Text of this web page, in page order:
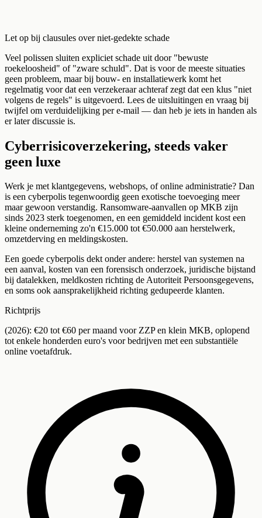
Let op bij clausules over niet-gedekte schade
Veel polissen sluiten expliciet schade uit door "bewuste
roekeloosheid" of "zware schuld". Dat is voor de meeste situaties
geen probleem, maar bij bouw- en installatiewerk komt het
regelmatig voor dat een verzekeraar achteraf zegt dat een klus "niet
volgens de regels" is uitgevoerd. Lees de uitsluitingen en vraag bij
twijfel om verduidelijking per e-mail — dan heb je iets in handen als
er later discussie is.
Cyberrisicoverzekering, steeds vaker
geen luxe
Werk je met klantgegevens, webshops, of online administratie? Dan
is een cyberpolis tegenwoordig geen exotische toevoeging meer
maar gewoon verstandig. Ransomware-aanvallen op MKB zijn
sinds 2023 sterk toegenomen, en een gemiddeld incident kost een
kleine onderneming zo'n €15.000 tot €50.000 aan herstelwerk,
omzetderving en meldingskosten.
Een goede cyberpolis dekt onder andere: herstel van systemen na
een aanval, kosten van een forensisch onderzoek, juridische bijstand
bij datalekken, meldkosten richting de Autoriteit Persoonsgegevens,
en soms ook aansprakelijkheid richting gedupeerde klanten.
Richtprijs
(2026): €20 tot €60 per maand voor ZZP en klein MKB, oplopend
tot enkele honderden euro's voor bedrijven met een substantiële
online voetafdruk.